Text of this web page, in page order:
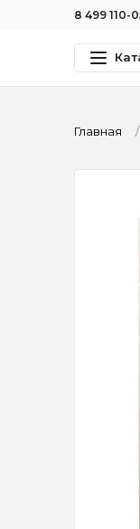
8 499 110-
Главная